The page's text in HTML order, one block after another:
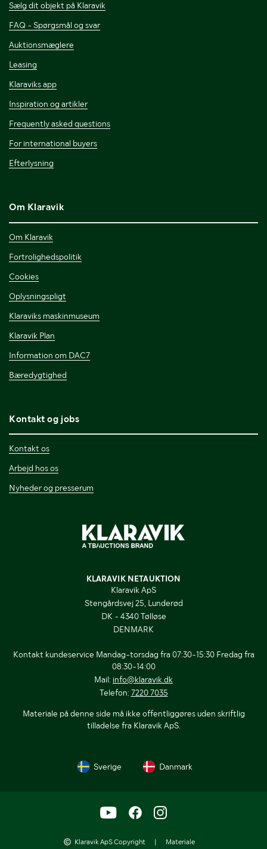
Sælg dit objekt på Klaravik
FAQ - Spørgsmål og svar
Auktionsmæglere
Leasing
Klaraviks app
Inspiration og artikler
Frequently asked questions
For international buyers
Efterlysning
Om Klaravik
Om Klaravik
Fortrolighedspolitik
Cookies
Oplysningspligt
Klaraviks maskinmuseum
Klaravik Plan
Information om DAC7
Bæredygtighed
Kontakt og jobs
Kontakt os
Arbejd hos os
Nyheder og presserum
KLARAVIK NETAUKTION
Klaravik ApS
Stengårdsvej 25, Lunderød
DK - 4340 Tølløse
DENMARK
Kontakt kundeservice Mandag-torsdag fra 07:30-15:30 Fredag fra
08:30-14:00
Mail: info@klaravik.dk
Telefon: 7220 7035
Materiale på denne side må ikke offentliggøres uden skriftlig
tilladelse fra Klaravik ApS.
Sverige Danmark
Klaravik ApS Copyright | Materiale